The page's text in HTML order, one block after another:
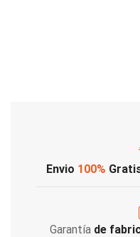
Envio 100%
Garantía de